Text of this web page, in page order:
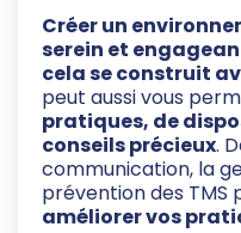
Créer un
serein et
cela se construit
peut aussi vous
pratiques, de
conseils précieux.
communication, la
prévention des TMS
améliorer vos